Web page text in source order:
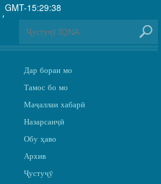
GMT-15:29:38
,
Дар бораи мо
Тамос бо мо
Маҷаллаи хабарӣ
Назарсанҷӣ
Обу ҳаво
Архив
Ҷустуҷӯ